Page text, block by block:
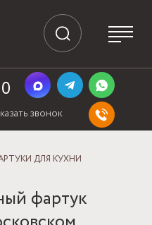
звонок
ДЛЯ КУХНИ
фартук